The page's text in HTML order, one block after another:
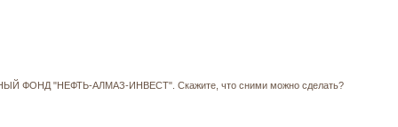
ФОНД "НЕФТЬ-АЛМАЗ-ИНВЕСТ". Скажите, что сними можно сделать?